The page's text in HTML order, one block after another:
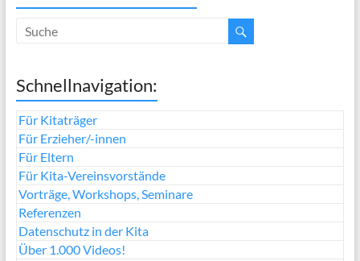
Schnellnavigation:
Für Kitaträger
Für Erzieher/-innen
Für Eltern
Für Kita-Vereinsvorstände
Vorträge, Workshops, Seminare
Referenzen
Datenschutz in der Kita
Über 1.000 Videos!